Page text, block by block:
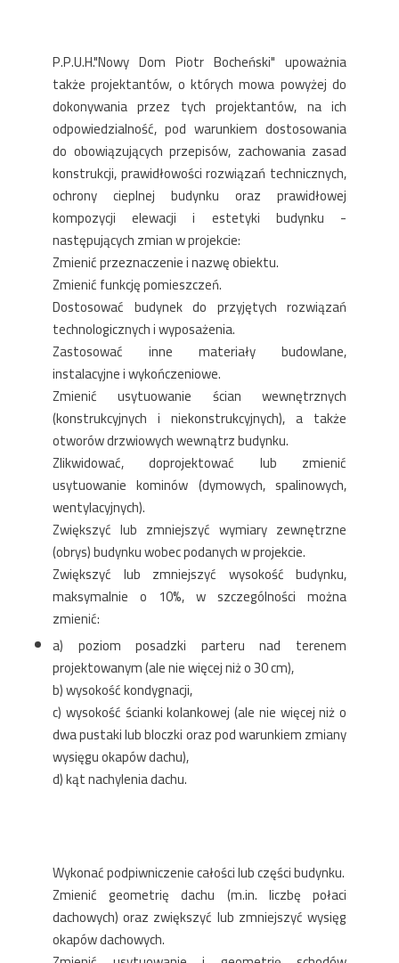
P.P.U.H."Nowy Dom Piotr Bocheński" upoważnia
także projektantów, o których mowa powyżej do
dokonywania przez tych projektantów, na ich
odpowiedzialność, pod warunkiem dostosowania
do obowiązujących przepisów, zachowania zasad
konstrukcji, prawidłowości rozwiązań technicznych,
ochrony cieplnej budynku oraz prawidłowej
kompozycji elewacji i estetyki budynku -
następujących zmian w projekcie:
Zmienić przeznaczenie i nazwę obiektu.
Zmienić funkcję pomieszczeń.
Dostosować budynek do przyjętych rozwiązań
technologicznych i wyposażenia.
Zastosować inne materiały budowlane,
instalacyjne i wykończeniowe.
Zmienić usytuowanie ścian wewnętrznych
(konstrukcyjnych i niekonstrukcyjnych), a także
otworów drzwiowych wewnątrz budynku.
Zlikwidować, doprojektować lub zmienić
usytuowanie kominów (dymowych, spalinowych,
wentylacyjnych).
Zwiększyć lub zmniejszyć wymiary zewnętrzne
(obrys) budynku wobec podanych w projekcie.
Zwiększyć lub zmniejszyć wysokość budynku,
maksymalnie o 10%, w szczególności można
zmienić:
a) poziom posadzki parteru nad terenem
projektowanym (ale nie więcej niż o 30 cm),
b) wysokość kondygnacji,
c) wysokość ścianki kolankowej (ale nie więcej niż o
dwa pustaki lub bloczki oraz pod warunkiem zmiany
wysięgu okapów dachu),
d) kąt nachylenia dachu.
Wykonać podpiwniczenie całości lub części budynku.
Zmienić geometrię dachu (m.in. liczbę połaci
dachowych) oraz zwiększyć lub zmniejszyć wysięg
okapów dachowych.